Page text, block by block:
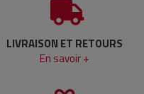
LIVRAISON ET RETOURS
En savoir +